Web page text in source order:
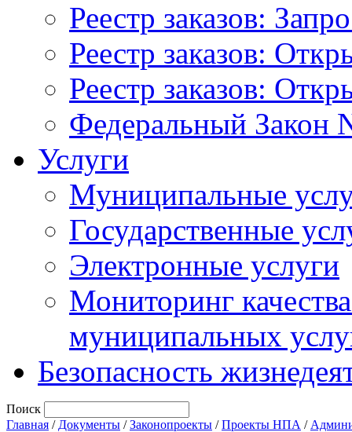
Реестр заказов:
Реестр заказов:
Реестр заказов:
Федеральный Закон
Услуги
Муниципальные
Государственные
Электронные услуги
Мониторинг
муниципальных
Безопасность
Поиск
Главная / Документы /Законопроекты /Проекты НПА /